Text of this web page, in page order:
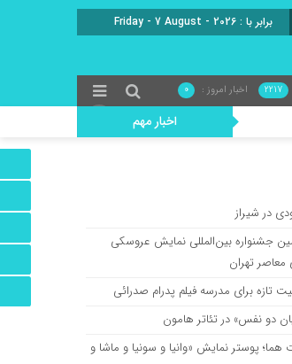
امروز : جمعه, ۱۶ مرداد , ۱۴۰۵
2217 اخبار امروز : 0
اخبار مهم
در شیراز
جشنواره بین‌المللی نمایش عروسکی
معاصر تهران
تازه برای مدرسه فیلم پدرام صدرائی
دو نفس» در تئاتر هامون
هما؛ پوستر نمایش «وانیا و سونیا و ماشا و